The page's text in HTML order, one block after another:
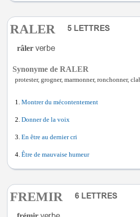
RALER
râler
Synonyme de RALER
protester, grogner, marmonner, ronchonner,
Montrer du mécontentement
Donner de la voix
En être au dernier cri
Être de mauvaise humeur
FREMIR